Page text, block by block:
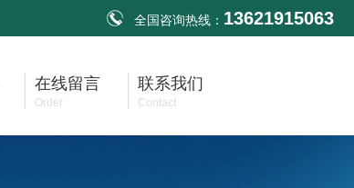
全国咨询热线： 13621915063
在线留言
Order
联系我们
Contact